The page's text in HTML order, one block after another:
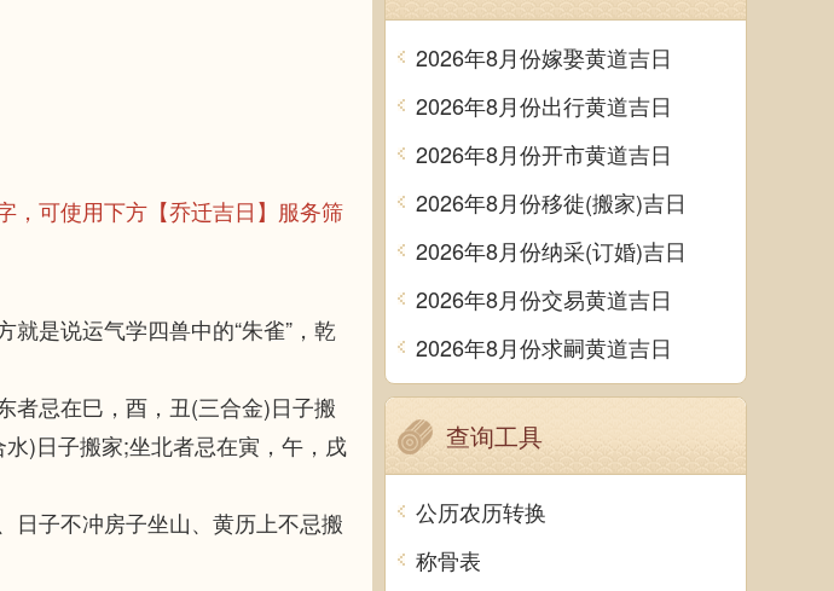
，可使用下方【乔迁吉日】服务筛
是说运气学四兽中的“朱雀”，乾
者忌在巳，酉，丑(三合金)日子搬
)日子搬家;坐北者忌在寅，午，戌
日子不冲房子坐山、黄历上不忌搬
2026年8月份嫁娶黄道吉日
2026年8月份出行黄道吉日
2026年8月份开市黄道吉日
2026年8月份移徙(搬家)吉日
2026年8月份纳采(订婚)吉日
2026年8月份交易黄道吉日
2026年8月份求嗣黄道吉日
查询工具
公历农历转换
称骨表